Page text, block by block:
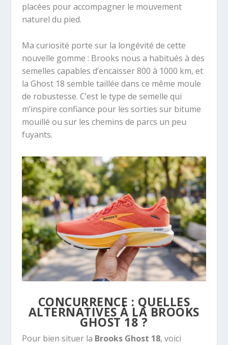
placées pour accompagner le mouvement
naturel du pied.
Ma curiosité porte sur la longévité de cette
nouvelle gomme : Brooks nous a habitués à des
semelles capables d’encaisser 800 à 1000 km, et
la Ghost 18 semble taillée dans ce même moule
de robustesse. C’est le type de semelle qui
m’inspire confiance pour les sorties sur bitume
mouillé ou sur les chemins de parcs un peu
fuyants.
CONCURRENCE : QUELLES
ALTERNATIVES À LA BROOKS
GHOST 18 ?
Pour bien situer la Brooks Ghost 18, voici